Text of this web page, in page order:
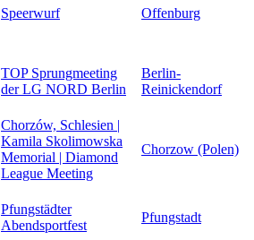
Speerwurf Offenburg
TOP Sprungmeeting
der LG NORD Berlin
Berlin-
Reinickendorf
Chorzów, Schlesien |
Kamila Skolimowska
Memorial | Diamond
League Meeting
Chorzow (Polen)
Pfungstädter
Abendsportfest
Pfungstadt